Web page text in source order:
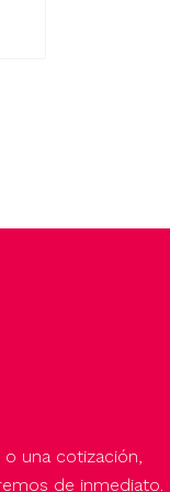
una cotización,
de inmediato.